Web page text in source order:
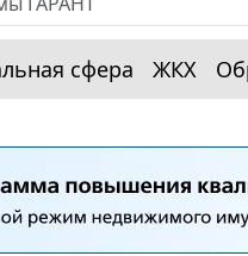
сфера ЖКХ